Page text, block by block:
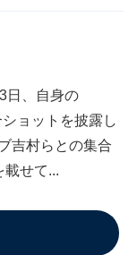
日、自身の
ョットを披露し
吉村らとの集合
載せて...